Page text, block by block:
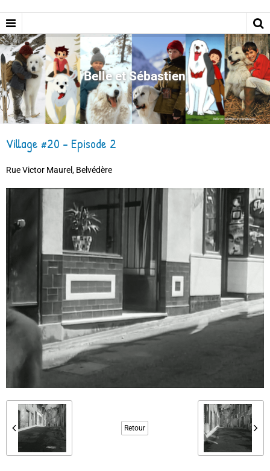
Belle et Sébastien
Village #20 - Episode 2
Rue Victor Maurel, Belvédère
Retour